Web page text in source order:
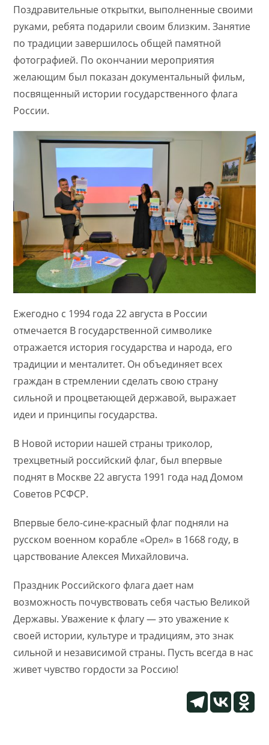
Поздравительные открытки, выполненные своими
руками, ребята подарили своим близким. Занятие
по традиции завершилось общей памятной
фотографией. По окончании мероприятия
желающим был показан документальный фильм,
посвященный истории государственного флага
России.
Ежегодно с 1994 года 22 августа в России
отмечается В государственной символике
отражается история государства и народа, его
традиции и менталитет. Он объединяет всех
граждан в стремлении сделать свою страну
сильной и процветающей державой, выражает
идеи и принципы государства.
В Новой истории нашей страны триколор,
трехцветный российский флаг, был впервые
поднят в Москве 22 августа 1991 года над Домом
Советов РСФСР.
Впервые бело-сине-красный флаг подняли на
русском военном корабле «Орел» в 1668 году, в
царствование Алексея Михайловича.
Праздник Российского флага дает нам
возможность почувствовать себя частью Великой
Державы. Уважение к флагу — это уважение к
своей истории, культуре и традициям, это знак
сильной и независимой страны. Пусть всегда в нас
живет чувство гордости за Россию!